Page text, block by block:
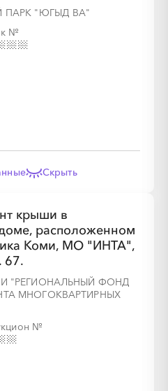
ПАРК "ЮГЫД ВА"
№
Скрыть
крыши в
расположенном
Коми, МО "ИНТА",
67.
"РЕГИОНАЛЬНЫЙ ФОНД
МНОГОКВАРТИРНЫХ
№